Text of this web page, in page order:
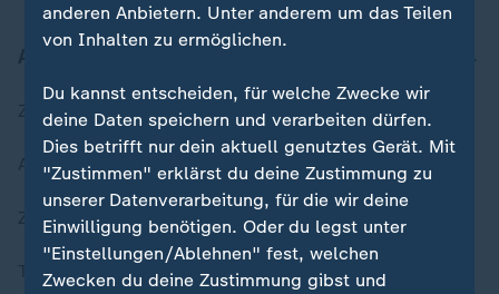
Zuletzt veröffentlicht
Aktuelle Sendungs-Videos
ZDFheute Stories
Themen im Überblick
anderen Anbietern. Unter anderem um das Teilen
von Inhalten zu ermöglichen.
Du kannst entscheiden, für welche Zwecke wir
deine Daten speichern und verarbeiten dürfen.
Dies betrifft nur dein aktuell genutztes Gerät. Mit
"Zustimmen" erklärst du deine Zustimmung zu
unserer Datenverarbeitung, für die wir deine
Einwilligung benötigen. Oder du legst unter
"Einstellungen/Ablehnen" fest, welchen
Zwecken du deine Zustimmung gibst und